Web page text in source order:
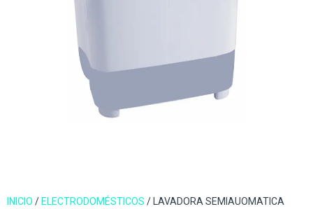
INICIO / ELECTRODOMÉSTICOS / LAVADORA SEMIAUOMATICA